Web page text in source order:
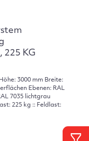
225 KG
3000 mm Breite:
Ebenen: RAL
7035 lichtgrau
225 kg :: Feldlast: